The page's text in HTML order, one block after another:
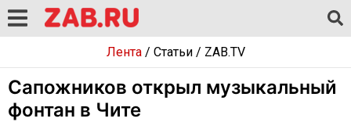
Лента/ Статьи/ ZAB.TV
Сапожников открыл музыкальный
фонтан в Чите